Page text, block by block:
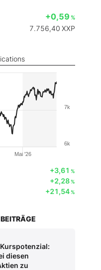
+0,59 %
7.756,40 XXP
Mai '26
6k
7k
+3,61 %
+2,28%
+21,54%
diesen
zu